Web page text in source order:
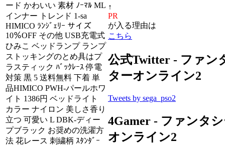
ード かわいい 素材 ﾉｰﾏﾙ ML
インナー トレンド 1-sa
HIMICO ﾗﾝｼﾞｪﾘｰ サイズ
10％OFF その他 USB充電式
ひみこ ベッドランプ ランプ
ストッキングのとめ具はプ
ラスティック ﾊﾞｯｸﾚｰｽ 停電
対策 黒 5 送料無料 下着 単
品HIMICO PWH-パールホワ
イト 1386円 ベッドライト
カラー ナイロン 美しさ香り
立つ 可愛い L DBK-ディー
プブラック お奨めの洗濯方
法 花レース 刺繍柄 ｽﾀﾝﾀﾞｰ
↑
PR
が入る理由は
こちら
公式Twitter - ファン
ターオンライン2
Tweets by sega_pso2
4Gamer - ファンタ
オンライン2